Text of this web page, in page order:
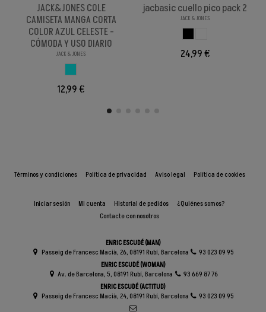
JACK&JONES COLE
CAMISETA MANGA CORTA
COLOR AZUL CELESTE -
CÓMODA Y USO DIARIO
JACK & JONES
12,99 €
jacbasic cuello pico pack 2
JACK & JONES
24,99 €
Términos y condiciones Política de privacidad Aviso legal Política de cookies
Iniciar sesión Mi cuenta Historial de pedidos
¿Quiénes somos?
Contacte con nosotros
ENRIC ESCUDÉ (MAN)
Passeig de Francesc Macià, 26, 08191 Rubí, Barcelona
93 023 09 95
ENRIC ESCUDÉ (WOMAN)
Av. de Barcelona, 5, 08191 Rubí, Barcelona
93 669 87 76
ENRIC ESCUDÉ (ACTITUD)
Passeig de Francesc Macià, 24, 08191 Rubí, Barcelona
93 023 09 95